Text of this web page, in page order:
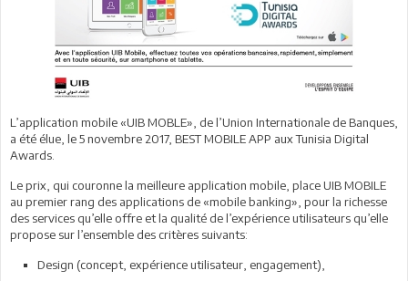
L’application mobile «UIB MOBLE», de l’Union Internationale de Banques,
a été élue, le 5 novembre 2017, BEST MOBILE APP aux Tunisia Digital
Awards.
Le prix, qui couronne la meilleure application mobile, place UIB MOBILE
au premier rang des applications de «mobile banking», pour la richesse
des services qu’elle offre et la qualité de l’expérience utilisateurs qu’elle
propose sur l’ensemble des critères suivants:
Design (concept, expérience utilisateur, engagement),